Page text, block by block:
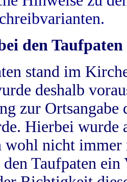
den Taufpaten
stand im
deshalb
zur
Hierbei wurde
wohl nicht
Taufpaten